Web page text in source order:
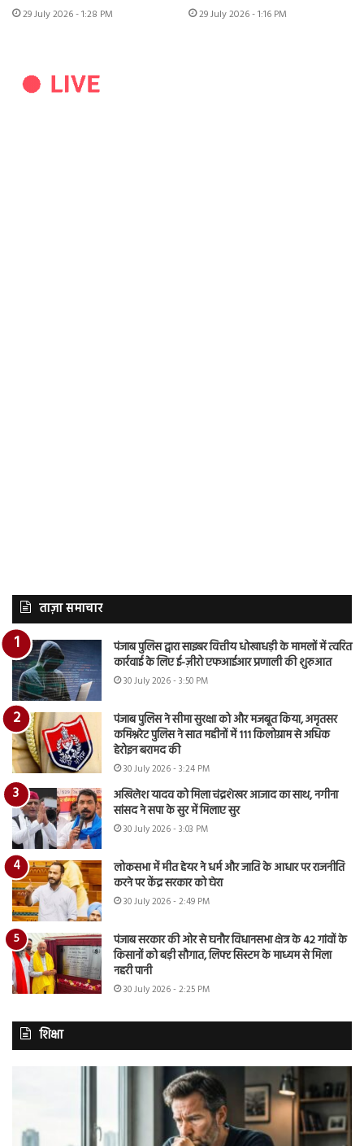
29 July 2026 - 1:28 PM 29 July 2026 - 1:16 PM
ताज़ा समाचार
पंजाब पुलिस द्वारा साइबर वित्तीय धोखाधड़ी के मामलों में त्वरित
कार्रवाई के लिए ई-ज़ीरो एफआईआर प्रणाली की शुरुआत
30 July 2026 - 3:50 PM
पंजाब पुलिस ने सीमा सुरक्षा को और मजबूत किया, अमृतसर
कमिश्नरेट पुलिस ने सात महीनों में 111 किलोग्राम से अधिक
हेरोइन बरामद की
30 July 2026 - 3:24 PM
अखिलेश यादव को मिला चंद्रशेखर आजाद का साथ, नगीना
सांसद ने सपा के सुर में मिलाए सुर
30 July 2026 - 3:03 PM
लोकसभा में मीत हेयर ने धर्म और जाति के आधार पर राजनीति
करने पर केंद्र सरकार को घेरा
30 July 2026 - 2:49 PM
पंजाब सरकार की ओर से घनौर विधानसभा क्षेत्र के 42 गांवों के
किसानों को बड़ी सौगात, लिफ्ट सिस्टम के माध्यम से मिला
नहरी पानी
30 July 2026 - 2:25 PM
शिक्षा